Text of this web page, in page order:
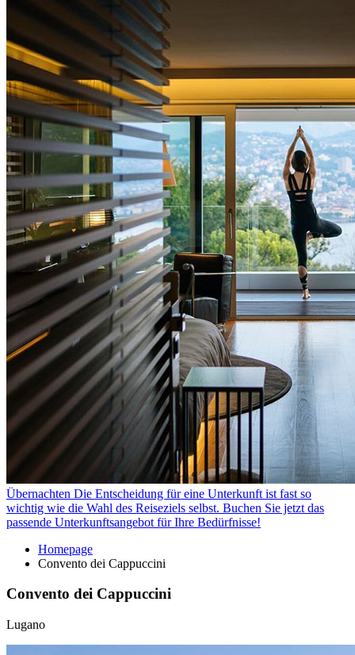
Übernachten Die Entscheidung für eine Unterkunft ist fast so
wichtig wie die Wahl des Reiseziels selbst. Buchen Sie jetzt das
passende Unterkunftsangebot für Ihre Bedürfnisse!
Homepage
Convento dei Cappuccini
Convento dei Cappuccini
Lugano